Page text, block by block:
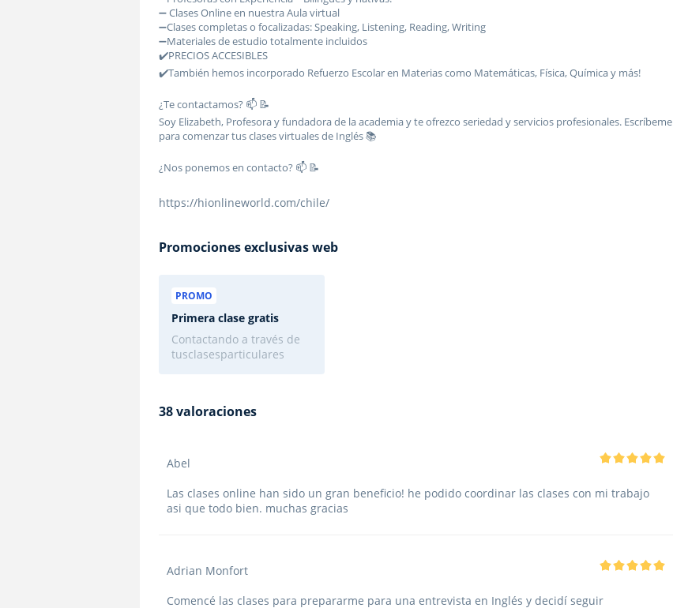
➖ Clases Online en nuestra Aula virtual
➖Clases completas o focalizadas: Speaking, Listening, Reading, Writing
➖Materiales de estudio totalmente incluidos
✔️PRECIOS ACCESIBLES
✔️También hemos incorporado Refuerzo Escolar en Materias como Matemáticas, Física, Química y más!
¿Te contactamos? 📫 📝
Soy Elizabeth, Profesora y fundadora de la academia y te ofrezco seriedad y servicios profesionales. Escríbeme
para comenzar tus clases virtuales de Inglés 📚
¿Nos ponemos en contacto? 📫 📝
https://hionlineworld.com/chile/
Promociones exclusivas web
PROMO
Primera clase gratis
Contactando a través de
tusclasesparticulares
38 valoraciones
Abel
Las clases online han sido un gran beneficio! he podido coordinar las clases con mi trabajo
asi que todo bien. muchas gracias
Adrian Monfort
Comencé las clases para prepararme para una entrevista en Inglés y decidí seguir